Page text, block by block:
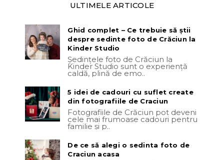
ULTIMELE ARTICOLE
Ghid complet – Ce trebuie să știi
despre sedinte foto de Crăciun la
Kinder Studio
Ședințele foto de Crăciun la
Kinder Studio sunt o experiență
caldă, plină de emo..
5 idei de cadouri cu suflet create
din fotografiile de Craciun
Fotografiile de Crăciun pot deveni
cele mai frumoase cadouri pentru
familie și p..
De ce să alegi o sedinta foto de
Craciun acasa